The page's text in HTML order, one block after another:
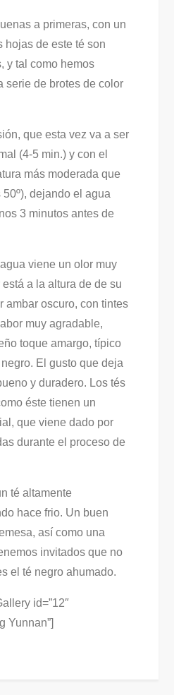
a primeras, con un
hojas de este té son
y tal como hemos
serie de brotes de color
que esta vez va a ser
(4-5 min.) y con el
más moderada que
dejando el agua
3 minutos antes de
viene un olor muy
a la altura de de su
ambar oscuro, con tintes
muy agradable,
toque amargo, típico
El gusto que deja
y duradero. Los tés
éste tienen un
que viene dado por
durante el proceso de
té altamente
hace frio. Un buen
así como una
invitados que no
el té negro ahumado.
id=”12″
Yunnan”]